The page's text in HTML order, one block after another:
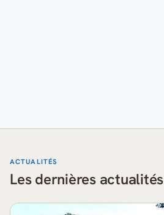
ACTUALITÉS
Les dernières actualités